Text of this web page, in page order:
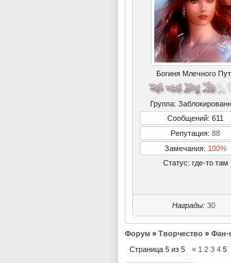
Богиня Млечного
Группа:
Сообщений: 611
Репутация: 88
Замечания: 100%
Статус: где-то там
Награды: 30
Форум » Творчество » Фан-
Страница 5 из 5 « 1 2 3 4 5